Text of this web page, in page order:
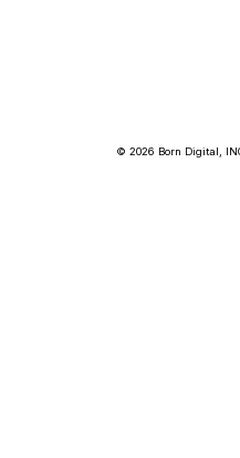
© 2026 Born Digital,